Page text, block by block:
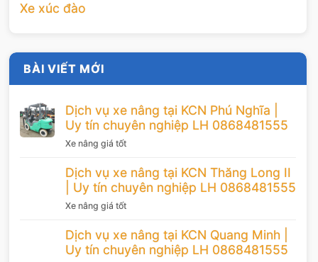
Xe xúc đào
BÀI VIẾT MỚI
Dịch vụ xe nâng tại KCN Phú Nghĩa |
Uy tín chuyên nghiệp LH 0868481555
Xe nâng giá tốt
Dịch vụ xe nâng tại KCN Thăng Long II
| Uy tín chuyên nghiệp LH 0868481555
Xe nâng giá tốt
Dịch vụ xe nâng tại KCN Quang Minh |
Uy tín chuyên nghiệp LH 0868481555